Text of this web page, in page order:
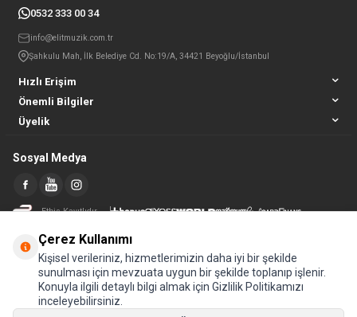
Hızlı Erişim
Önemli Bilgiler
Üyelik
0532 333 00 34
info@elitmuzik.com.tr
Şahkulu Mah, İlk Belediye Cd. No:19/A, 34421 Beyoğlu/İstanbul
Sosyal Medya
Etbis Kayıtlıdır
Çerez Kullanımı
Kişisel verileriniz, hizmetlerimizin daha iyi bir şekilde
sunulması için mevzuata uygun bir şekilde toplanıp işlenir.
Konuyla ilgili detaylı bilgi almak için Gizlilik Politikamızı
inceleyebilirsiniz.